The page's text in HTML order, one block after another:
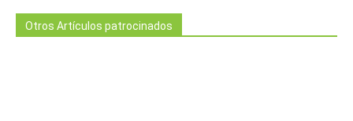
Otros Artículos patrocinados